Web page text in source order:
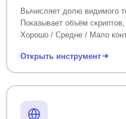
Вычисляет долю видимого
Показывает объём
Хорошо / Средне / Мало
Открыть инструмент